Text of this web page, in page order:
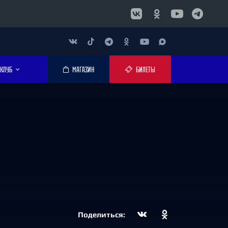
КЛУБ МАГАЗИН БИЛЕТЫ
Поделиться: